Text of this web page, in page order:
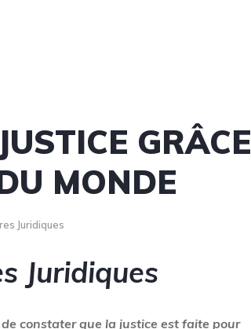
GRÂCE
MONDE
Juridiques
Juridiques
constater que la justice est faite pour